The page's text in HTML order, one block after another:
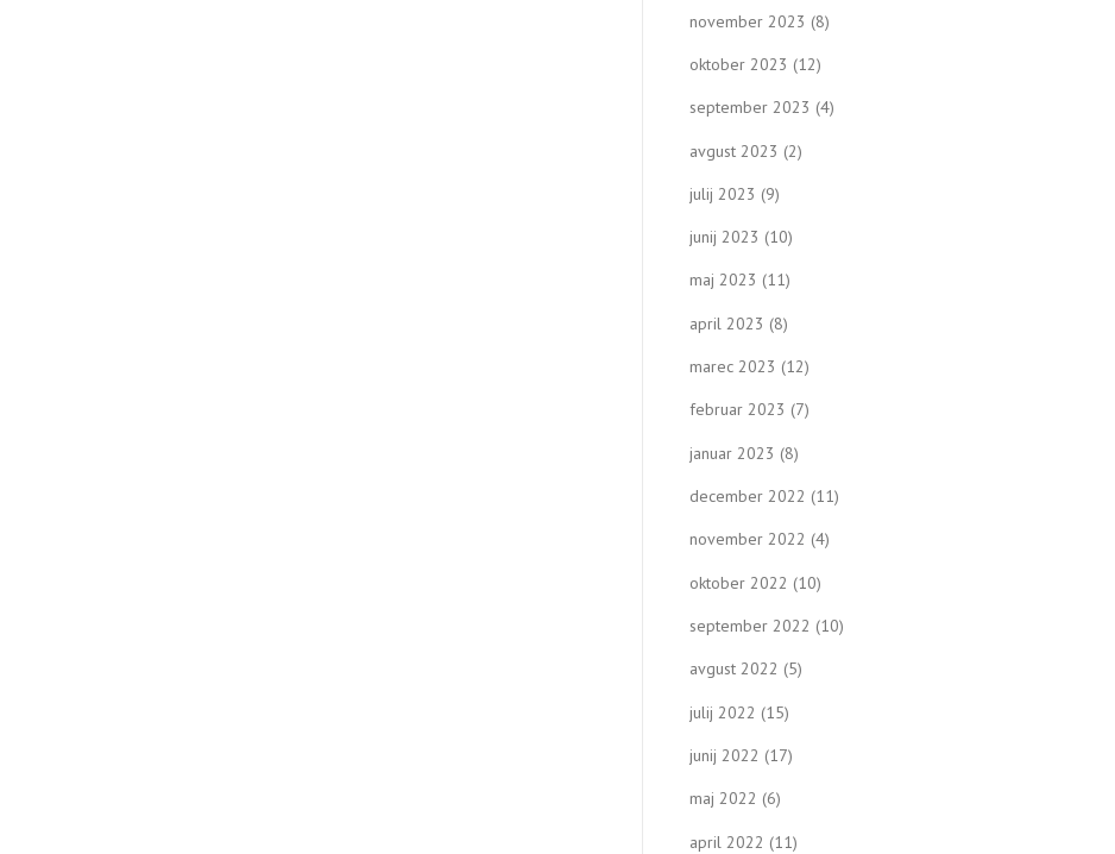
november 2023 (8)
oktober 2023 (12)
september 2023 (4)
avgust 2023 (2)
julij 2023 (9)
junij 2023 (10)
maj 2023 (11)
april 2023 (8)
marec 2023 (12)
februar 2023 (7)
januar 2023 (8)
december 2022 (11)
november 2022 (4)
oktober 2022 (10)
september 2022 (10)
avgust 2022 (5)
julij 2022 (15)
junij 2022 (17)
maj 2022 (6)
april 2022 (11)